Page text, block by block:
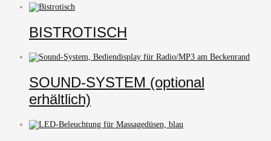
BISTROTISCH
SOUND-SYSTEM (optional
erhältlich)